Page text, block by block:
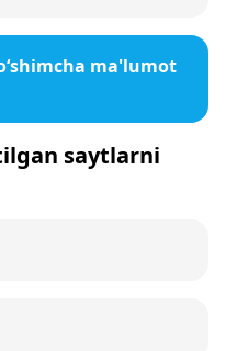
ma'lumot
saytlarni